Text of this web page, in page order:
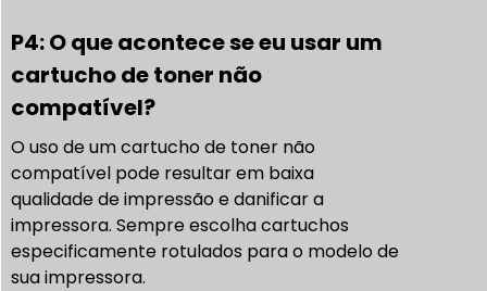
P4: O que acontece se eu usar um
cartucho de toner não
compatível?
O uso de um cartucho de toner não
compatível pode resultar em baixa
qualidade de impressão e danificar a
impressora. Sempre escolha cartuchos
especificamente rotulados para o modelo de
sua impressora.